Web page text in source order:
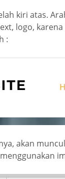
kiri atas.
logo,
:
akan